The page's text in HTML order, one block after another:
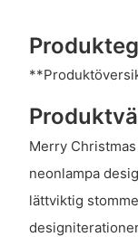
Merry
neonlampa
lättviktig